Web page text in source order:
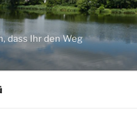
dass Ihr den Weg